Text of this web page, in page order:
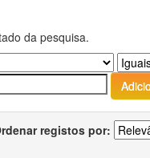
da pesquisa.
registos por: